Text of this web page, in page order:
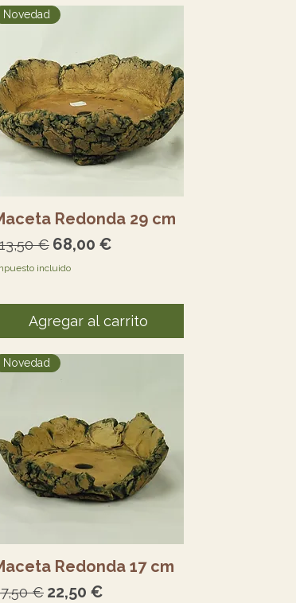
Vista rápida
Novedad
Redonda 29 cm
€ Precio de oferta
68,00 €
incluido
Agregar al carrito
Vista rápida
Novedad
Redonda 17 cm
€ Precio de oferta
22,50 €